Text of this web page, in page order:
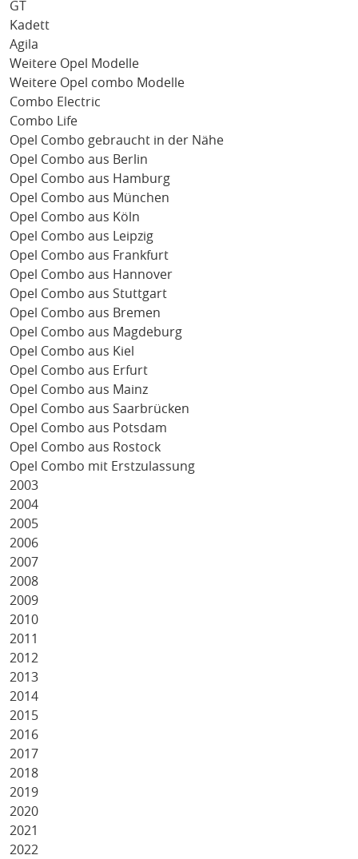
GT
Kadett
Agila
Weitere Opel Modelle
Weitere Opel combo Modelle
Combo Electric
Combo Life
Opel Combo gebraucht in der Nähe
Opel Combo aus Berlin
Opel Combo aus Hamburg
Opel Combo aus München
Opel Combo aus Köln
Opel Combo aus Leipzig
Opel Combo aus Frankfurt
Opel Combo aus Hannover
Opel Combo aus Stuttgart
Opel Combo aus Bremen
Opel Combo aus Magdeburg
Opel Combo aus Kiel
Opel Combo aus Erfurt
Opel Combo aus Mainz
Opel Combo aus Saarbrücken
Opel Combo aus Potsdam
Opel Combo aus Rostock
Opel Combo mit Erstzulassung
2003
2004
2005
2006
2007
2008
2009
2010
2011
2012
2013
2014
2015
2016
2017
2018
2019
2020
2021
2022